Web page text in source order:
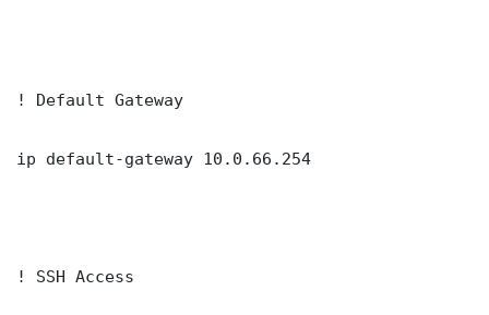
! Default Gateway
ip default-gateway 10.0.66.254
! SSH Access